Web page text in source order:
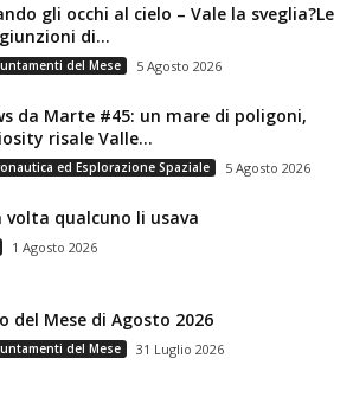
gli occhi al cielo – Vale la sveglia?Le
di...
del Mese 5 Agosto 2026
da Marte #45: un mare di poligoni,
risale Valle...
ed Esplorazione Spaziale 5 Agosto 2026
volta qualcuno li usava
1 Agosto 2026
del Mese di Agosto 2026
del Mese 31 Luglio 2026